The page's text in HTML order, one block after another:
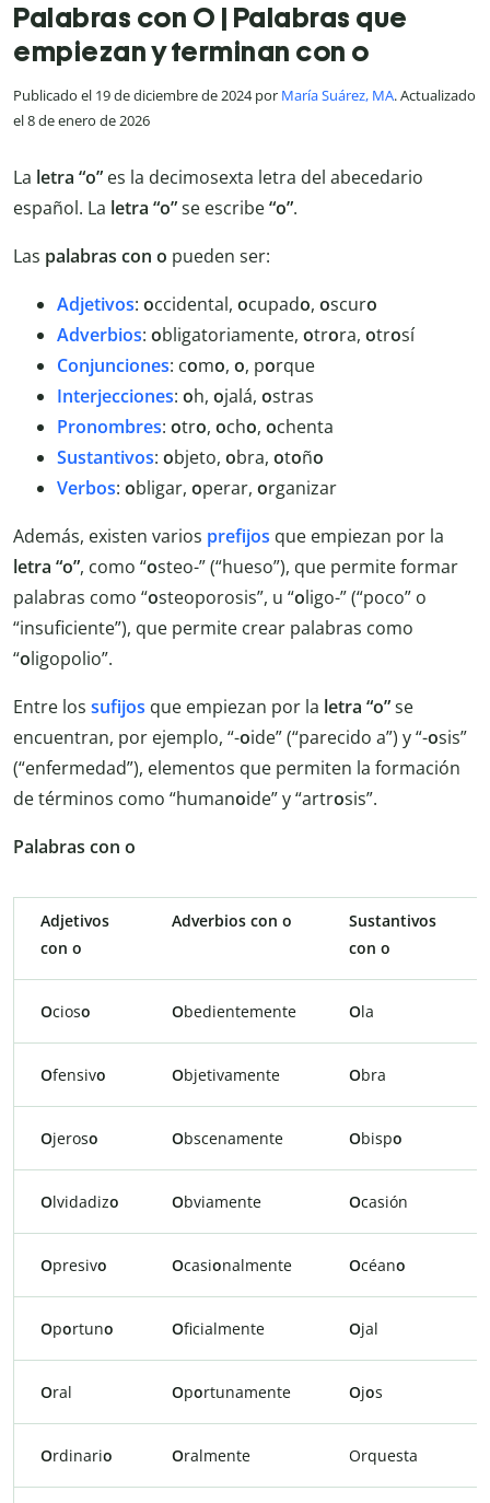
Palabras con O | Palabras que
empiezan y terminan con o
Publicado el 19 de diciembre de 2024 por María Suárez, MA. Actualizado
el 8 de enero de 2026
La letra “o” es la decimosexta letra del abecedario
español. La letra “o”se escribe“o”.
Las palabras con o pueden ser:
Adjetivos: occidental, ocupado, oscuro
Adverbios: obligatoriamente, otrora, otrosí
Conjunciones: como, o, porque
Interjecciones: oh, ojalá, ostras
Pronombres: otro, ocho, ochenta
Sustantivos: objeto, obra, otoño
Verbos: obligar, operar, organizar
Además, existen varios prefijos que empiezan por la
letra “o”, como “osteo-” (“hueso”), que permite formar
palabras como “osteoporosis”, u “oligo-” (“poco” o
“insuficiente”), que permite crear palabras como
“oligopolio”.
Entre los sufijos que empiezan por la letra “o”se
encuentran, por ejemplo, “-oide” (“parecido a”) y “-osis”
(“enfermedad”), elementos que permiten la formación
de términos como “humanoide” y “artrosis”.
Palabras con o
Adjetivos
con o
Adverbios con o
Sustantivos
con o
Ocioso Obedientemente Ola
Ofensivo Objetivamente Obra
Ojeroso Obscenamente Obispo
Olvidadizo Obviamente Ocasión
Opresivo Ocasionalmente Océano
Oportuno Oficialmente Ojal
Oral Oportunamente Ojos
Ordinario Oralmente Orquesta